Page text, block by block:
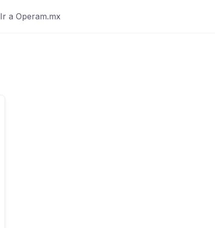
Ir a Operam.mx